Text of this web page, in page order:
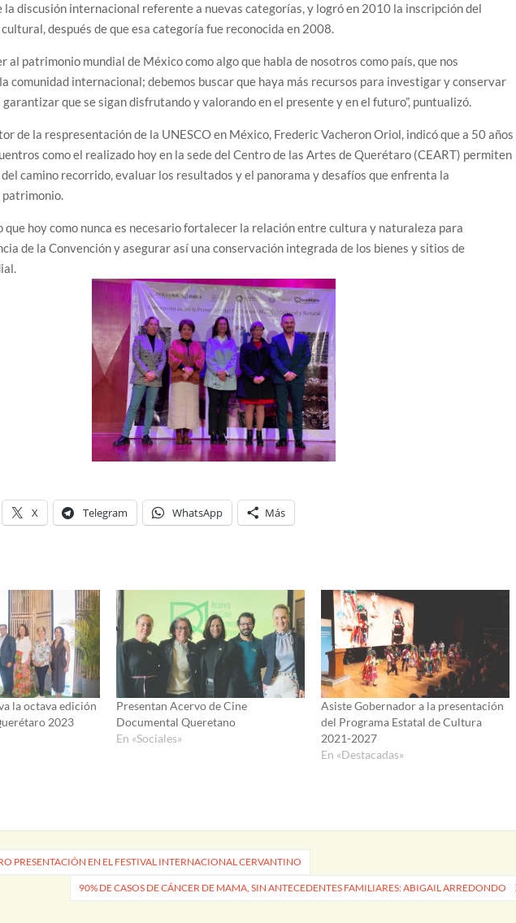
la discusión internacional referente a nuevas categorías, y logró en 2010 la inscripción del
después de que esa categoría fue reconocida en 2008.
al patrimonio mundial de México como algo que habla de nosotros como país, que nos
comunidad internacional; debemos buscar que haya más recursos para investigar y conservar
que se sigan disfrutando y valorando en el presente y en el futuro”, puntualizó.
de la respresentación de la UNESCO en México, Frederic Vacheron Oriol, indicó que a 50 años
como el realizado hoy en la sede del Centro de las Artes de Querétaro (CEART) permiten
camino recorrido, evaluar los resultados y el panorama y desafíos que enfrenta la
patrimonio.
que hoy como nunca es necesario fortalecer la relación entre cultura y naturaleza para
de la Convención y asegurar así una conservación integrada de los bienes y sitios de
X Telegram WhatsApp Más
la octava edición
2023
Presentan Acervo de Cine
Documental Queretano
En «Sociales»
Asiste Gobernador a la presentación
del Programa Estatal de Cultura
2021-2027
En «Destacadas»
PRESENTACIÓN EN EL FESTIVAL INTERNACIONAL CERVANTINO
90% DE CASOS DE CÁNCER DE MAMA, SIN ANTECEDENTES FAMILIARES: ABIGAIL ARREDONDO